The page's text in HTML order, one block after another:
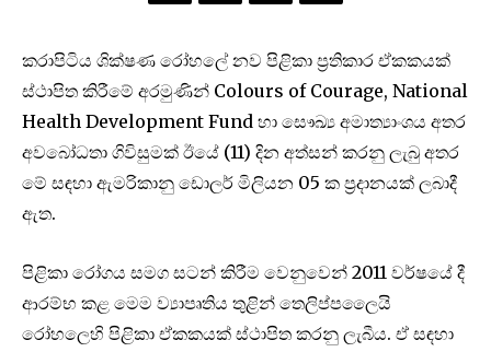
කරාපිටිය ශික්ෂණ රෝහලේ නව පිළිකා ප්‍රතිකාර ඒකකයක්
ස්ථාපිත කිරීමේ අරමුණින් Colours of Courage, National
Health Development Fund හා සෞඛ්‍ය අමාත්‍යාංශය අතර
අවබෝධතා ගිවිසුමක් ඊයේ (11) දින අත්සන් කරනු ලැබු අතර
මේ සඳහා ඇමරිකානු ඩොලර් මිලියන 05 ක ප්‍රදානයක් ලබාදී
ඇත‍.
පිළිකා රෝගය සමග සටන් කිරීම වෙනුවෙන් 2011 වර්ෂයේ දී
ආරම්භ කළ මෙම ව්‍යාපෘතිය තුළින් තෙලිප්පලෛයි
රෝහලෙහි පිළිකා ඒකකයක් ස්ථාපිත කරනු ලැබීය. ඒ සඳහා